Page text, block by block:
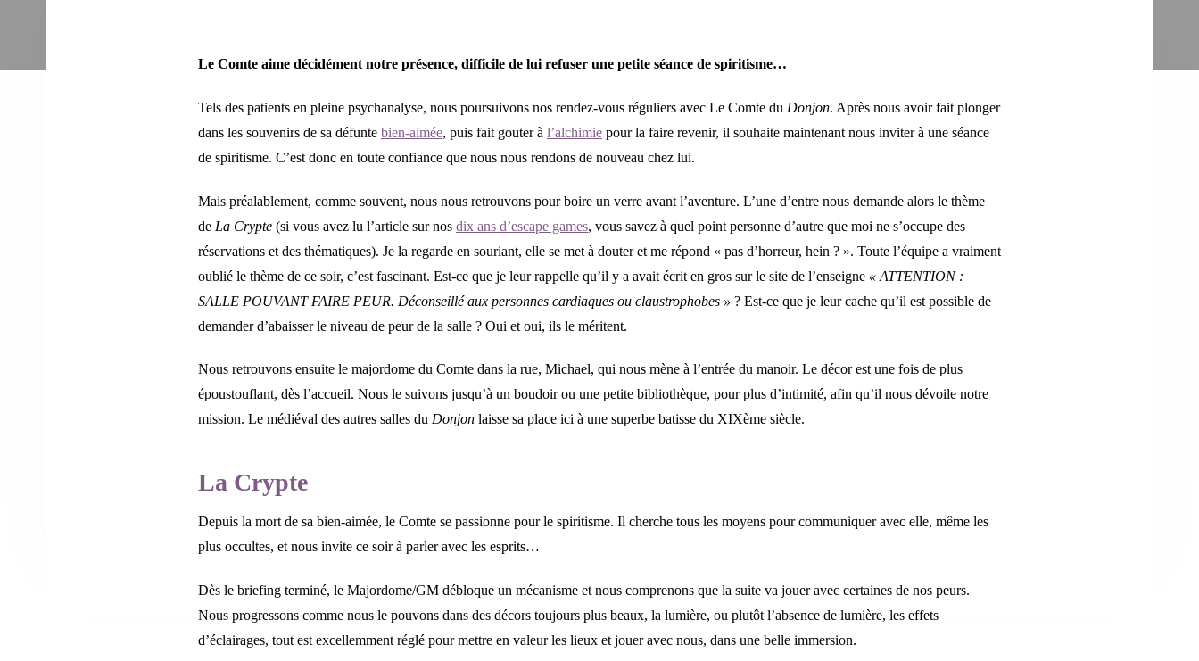
Le Comte aime décidément notre présence, difficile de lui refuser une petite séance de spiritisme…
Tels des patients en pleine psychanalyse, nous poursuivons nos rendez-vous réguliers avec Le Comte du Donjon. Après nous avoir fait plonger
dans les souvenirs de sa défunte bien-aimée, puis fait gouter à l’alchimie pour la faire revenir, il souhaite maintenant nous inviter à une séance
de spiritisme. C’est donc en toute confiance que nous nous rendons de nouveau chez lui.
Mais préalablement, comme souvent, nous nous retrouvons pour boire un verre avant l’aventure. L’une d’entre nous demande alors le thème
de La Crypte (si vous avez lu l’article sur nos dix ans d’escape games, vous savez à quel point personne d’autre que moi ne s’occupe des
réservations et des thématiques). Je la regarde en souriant, elle se met à douter et me répond « pas d’horreur, hein ? ». Toute l’équipe a vraiment
oublié le thème de ce soir, c’est fascinant. Est-ce que je leur rappelle qu’il y a avait écrit en gros sur le site de l’enseigne « ATTENTION :
SALLE POUVANT FAIRE PEUR. Déconseillé aux personnes cardiaques ou claustrophobes » ? Est-ce que je leur cache qu’il est possible de
demander d’abaisser le niveau de peur de la salle ? Oui et oui, ils le méritent.
Nous retrouvons ensuite le majordome du Comte dans la rue, Michael, qui nous mène à l’entrée du manoir. Le décor est une fois de plus
époustouflant, dès l’accueil. Nous le suivons jusqu’à un boudoir ou une petite bibliothèque, pour plus d’intimité, afin qu’il nous dévoile notre
mission. Le médiéval des autres salles du Donjon laisse sa place ici à une superbe batisse du XIXème siècle.
La Crypte
Depuis la mort de sa bien-aimée, le Comte se passionne pour le spiritisme. Il cherche tous les moyens pour communiquer avec elle, même les
plus occultes, et nous invite ce soir à parler avec les esprits…
Dès le briefing terminé, le Majordome/GM débloque un mécanisme et nous comprenons que la suite va jouer avec certaines de nos peurs.
Nous progressons comme nous le pouvons dans des décors toujours plus beaux, la lumière, ou plutôt l’absence de lumière, les effets
d’éclairages, tout est excellemment réglé pour mettre en valeur les lieux et jouer avec nous, dans une belle immersion.